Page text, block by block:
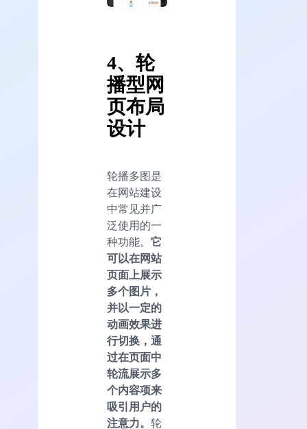
4、轮
播型网
页布局
设计
轮播多图是
在网站建设
中常见并广
泛使用的一
种功能。 它
可以在网站
页面上展示
多个图片，
并以一定的
动画效果进
行切换，通
过在页面中
轮流展示多
个内容项来
吸引用户的
注意力。 轮